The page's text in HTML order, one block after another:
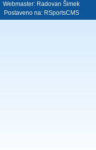
Webmaster: Radovan Šimek
Postaveno na: RSportsCMS